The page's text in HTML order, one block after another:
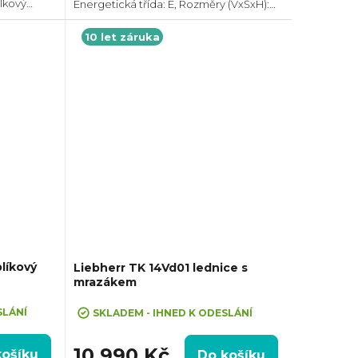
Roční
Energetická třída: E, Rozměry (VxŠxH):
840x540x590 mm, Technologie:
Statická, Celkový objem: 120 l, Max.
hlučnost: 36 dB, Roční...
10 let záruka
Liebherr TK 14Vd01 lednice s
mrazákem
ZDARMA!
SKLADEM - IHNED K ODESLÁNÍ